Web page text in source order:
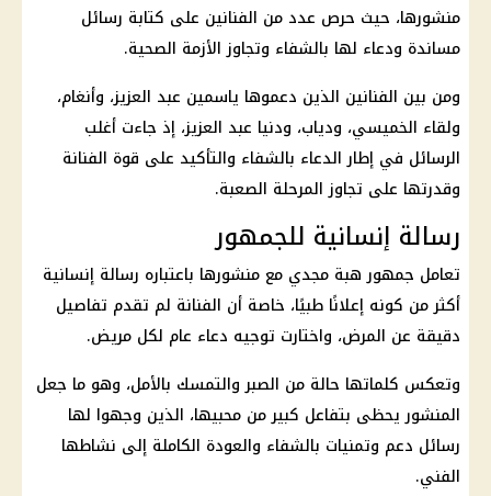
منشورها، حيث حرص عدد من الفنانين على كتابة رسائل
مساندة ودعاء لها بالشفاء وتجاوز الأزمة الصحية.
ومن بين الفنانين الذين دعموها ياسمين عبد العزيز، وأنغام،
ولقاء الخميسي، ودياب، ودنيا عبد العزيز، إذ جاءت أغلب
الرسائل في إطار الدعاء بالشفاء والتأكيد على قوة الفنانة
وقدرتها على تجاوز المرحلة الصعبة.
رسالة إنسانية للجمهور
تعامل جمهور هبة مجدي مع منشورها باعتباره رسالة إنسانية
أكثر من كونه إعلانًا طبيًا، خاصة أن الفنانة لم تقدم تفاصيل
دقيقة عن المرض، واختارت توجيه دعاء عام لكل مريض.
وتعكس كلماتها حالة من الصبر والتمسك بالأمل، وهو ما جعل
المنشور يحظى بتفاعل كبير من محبيها، الذين وجهوا لها
رسائل دعم وتمنيات بالشفاء والعودة الكاملة إلى نشاطها
الفني.